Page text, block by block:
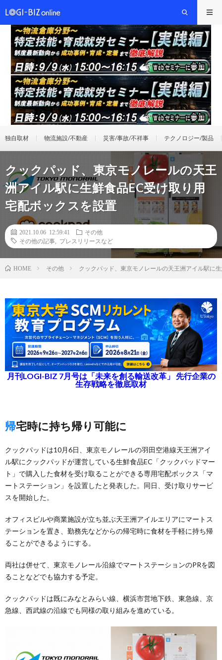
独自取材 物流施設/不動産 災害/事故/不祥事 テクノロジー/製品
クックパッド、東京モノレールの天王
洲アイル駅に生鮮食品EC受け取り用
宅配ボックスを設置
2021.10.06 12:59:41
その他
その他の記事
プレスリリースなど
HOME その他 クックパッド、東京モノレールの天王洲アイル駅に
月刊LOGI-BIZ 7月号は「未来を創る輸送改革」 先行企業の
生存戦略を徹底取材
帰宅時に持ち帰り可能に
クックパッドは10月6日、東京モノレールの羽田空港線天王洲アイ
ル駅にクックパッドが運営している生鮮食品EC「クックパッドマー
ト」で購入した食材を受け取ることができる専用宅配ボックス「マ
ートステーション」を設置したと発表した。同日、受け取りサービ
スを開始した。
オフィスビルや商業施設が立ち並ぶ天王洲アイルエリアにマートス
テーションを置き、勤務先などからの帰宅時に食材を手軽に持ち帰
ることができるようにする。
両社は併せて、東京モノレール沿線でマートステーションのPRを図
ることなどでも協力する予定。
クックパッドは既にみなとみらい線、横浜市営地下鉄、東急線、京
急線、西武線の沿線でも同様の取り組みを進めている。